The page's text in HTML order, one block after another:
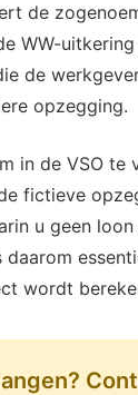
de
WW-
de
opzegging.
in de VSO te
fictieve
u geen
wordt